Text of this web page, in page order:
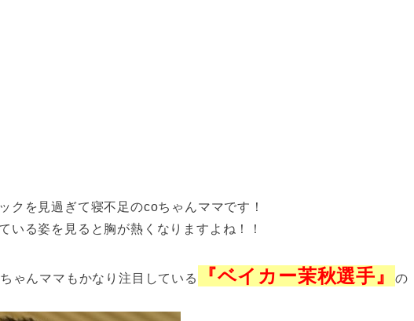
クを見過ぎて寝不足のcoちゃんママです！
いる姿を見ると胸が熱くなりますよね！！
ゃんママもかなり注目している 『ベイカー茉秋選手』
の